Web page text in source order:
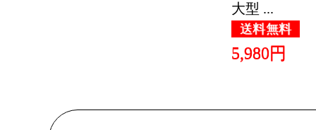
おもちゃ
グ：21位
2026/05/25
大型 ...
送料無料
5,980円